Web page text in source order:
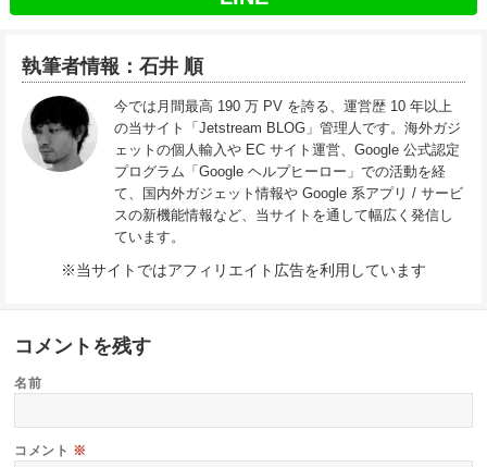
執筆者情報：石井 順
今では月間最高 190 万 PV を誇る、運営歴 10 年以上
の当サイト「Jetstream BLOG」管理人です。海外ガジ
ェットの個人輸入や EC サイト運営、Google 公式認定
プログラム「Google ヘルプヒーロー」での活動を経
て、国内外ガジェット情報や Google 系アプリ / サービ
スの新機能情報など、当サイトを通して幅広く発信し
ています。
※当サイトではアフィリエイト広告を利用しています
コメントを残す
名前
コメント ※